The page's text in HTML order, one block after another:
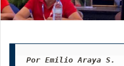
Por Emilio Araya S.